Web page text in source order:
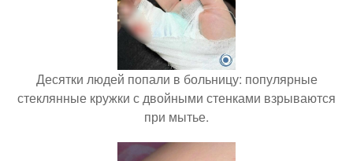
Десятки людей попали в больницу: популярные
стеклянные кружки с двойными стенками взрываются
при мытье.